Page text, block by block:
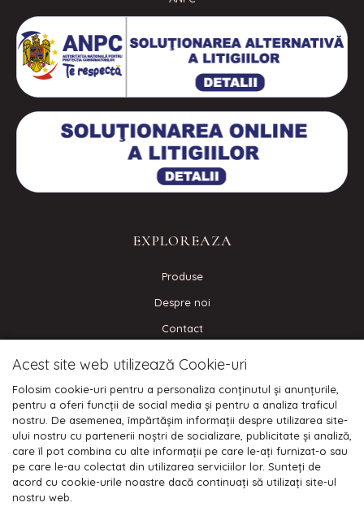
EXPLOREAZA
Produse
Despre noi
Contact
CONECTEAZA-TE
Plata cu cardul:
Acest site web utilizează Cookie-uri
Folosim cookie-uri pentru a personaliza conținutul și anunțurile,
pentru a oferi funcții de social media și pentru a analiza traficul
nostru. De asemenea, împărtășim informații despre utilizarea site-
ului nostru cu partenerii noștri de socializare, publicitate și analiză,
care îl pot combina cu alte informații pe care le-ați furnizat-o sau
pe care le-au colectat din utilizarea serviciilor lor. Sunteți de
acord cu cookie-urile noastre dacă continuați să utilizați site-ul
nostru web.